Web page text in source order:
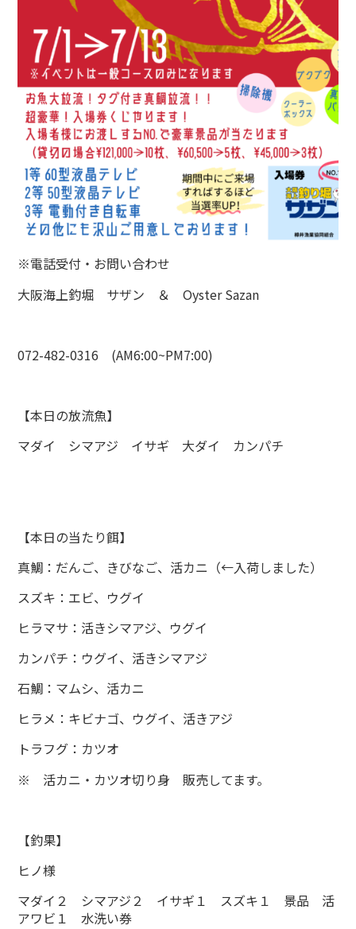
※電話受付・お問い合わせ
大阪海上釣堀 サザン ＆ Oyster Sazan
072-482-0316 (AM6:00~PM7:00)
【本日の放流魚】
マダイ シマアジ イサギ 大ダイ カンパチ
【本日の当たり餌】
真鯛：だんご、きびなご、活カニ（←入荷しました）
スズキ：エビ、ウグイ
ヒラマサ：活きシマアジ、ウグイ
カンパチ：ウグイ、活きシマアジ
石鯛：マムシ、活カニ
ヒラメ：キビナゴ、ウグイ、活きアジ
トラフグ：カツオ
※ 活カニ・カツオ切り身 販売してます。
【釣果】
ヒノ様
マダイ２ シマアジ２ イサギ１ スズキ１ 景品 活
アワビ１ 水洗い券